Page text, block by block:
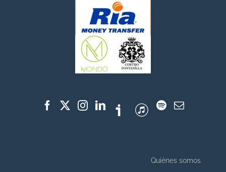
Quiénes somos